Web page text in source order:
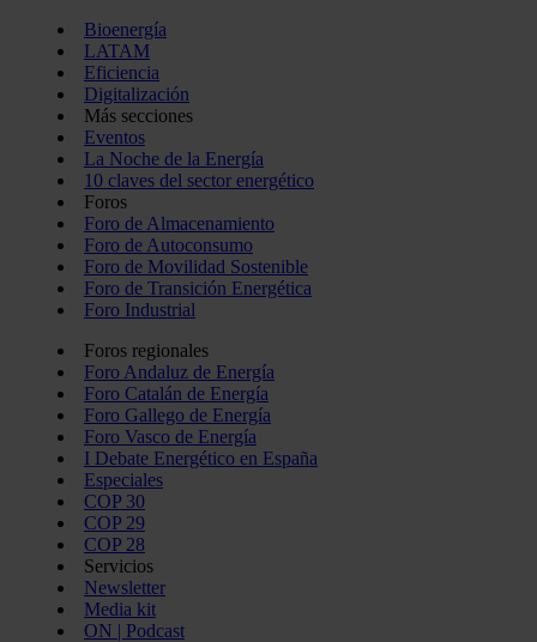
Bioenergía
LATAM
Eficiencia
Digitalización
Más secciones
Eventos
La Noche de la Energía
10 claves del sector energético
Foros
Foro de Almacenamiento
Foro de Autoconsumo
Foro de Movilidad Sostenible
Foro de Transición Energética
Foro Industrial
Foros regionales
Foro Andaluz de Energía
Foro Catalán de Energía
Foro Gallego de Energía
Foro Vasco de Energía
I Debate Energético en España
Especiales
COP 30
COP 29
COP 28
Servicios
Newsletter
Media kit
ON | Podcast